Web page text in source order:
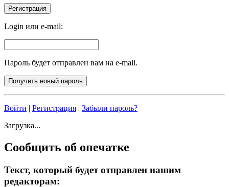
Login или e-mail:
Пароль будет отправлен вам на e-mail.
Войти | Регистрация | Забыли пароль?
Загрузка...
Сообщить об опечатке
Текст, который будет отправлен нашим
редакторам: